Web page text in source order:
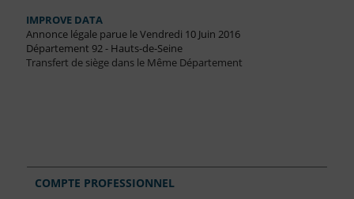
IMPROVE DATA
Annonce légale parue le Vendredi 10 Juin 2016
Département 92 - Hauts-de-Seine
Transfert de siège dans le Même Département
COMPTE PROFESSIONNEL